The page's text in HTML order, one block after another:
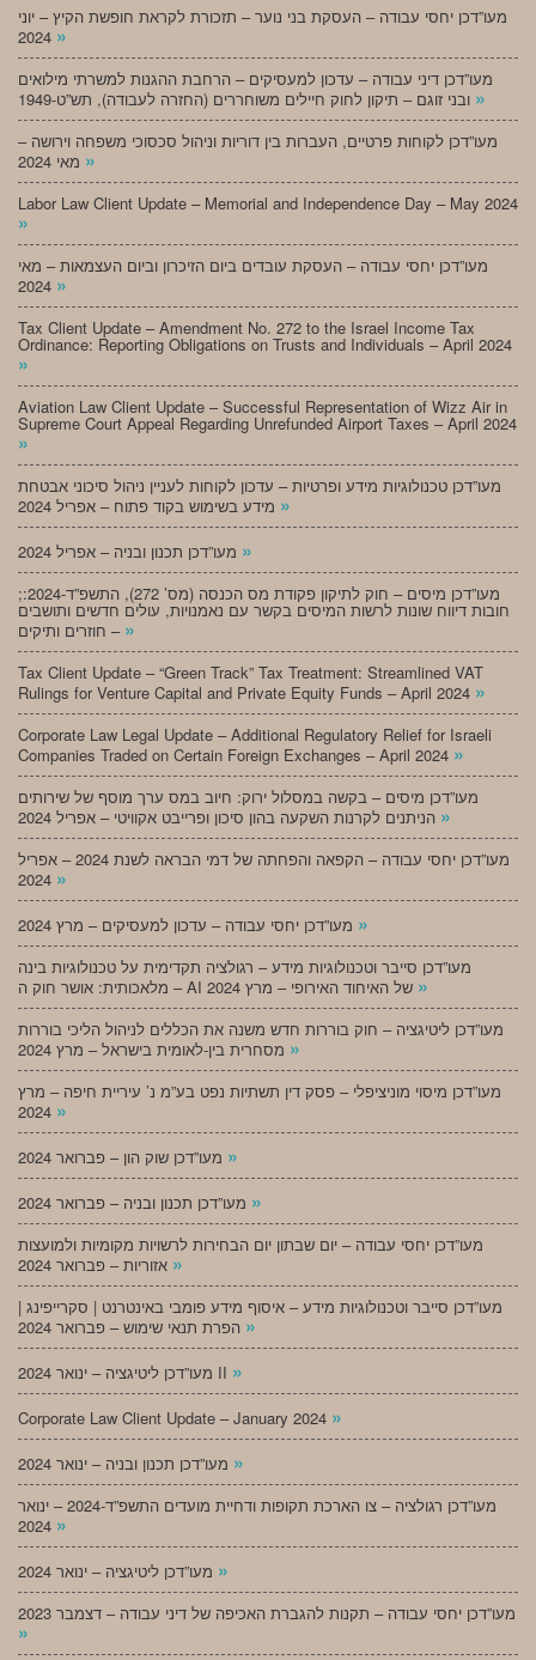
מעו”דכן יחסי עבודה – העסקת בני נוער – תזכורת לקראת חופשת הקיץ – יוני
»
מעו”דכן דיני עבודה – עדכון למעסיקים – הרחבת ההגנות למשרתי מילואים
»
מעו”דכן לקוחות פרטיים, העברות בין דוריות וניהול סכסוכי משפחה וירושה –
»
Labor Law Client Update – Memorial and Independence Day – May 2024
»
מעו”דכן יחסי עבודה – העסקת עובדים ביום הזיכרון וביום העצמאות – מאי
»
Tax Client Update – Amendment No. 272 to the Israel Income Tax
Ordinance: Reporting Obligations on Trusts and Individuals – April 2024
»
Aviation Law Client Update – Successful Representation of Wizz Air in
Supreme Court Appeal Regarding Unrefunded Airport Taxes – April 2024
»
מעו”דכן טכנולוגיות מידע ופרטיות – עדכון לקוחות לעניין ניהול סיכוני אבטחת
»
»
;מעו”דכן מיסים – חוק לתיקון פקודת מס הכנסה (מס’ 272), התשפ”ד-2024:
חובות דיווח שונות לרשות המיסים בקשר עם נאמנויות, עולים חדשים ותושבים
חוזרים ותיקים – »
Tax Client Update – “Green Track” Tax Treatment: Streamlined VAT
Rulings for Venture Capital and Private Equity Funds – April 2024 »
Corporate Law Legal Update – Additional Regulatory Relief for Israeli
Companies Traded on Certain Foreign Exchanges – April 2024 »
מעו”דכן מיסים – בקשה במסלול ירוק: חיוב במס ערך מוסף של שירותים
»
מעו”דכן יחסי עבודה – הקפאה והפחתה של דמי הבראה לשנת 2024 – אפריל
»
»
מעו”דכן סייבר וטכנולוגיות מידע – רגולציה תקדימית על טכנולוגיות בינה
»
מעו”דכן ליטיגציה – חוק בוררות חדש משנה את הכללים לניהול הליכי בוררות
»
מעו”דכן מיסוי מוניציפלי – פסק דין תשתיות נפט בע”מ נ’ עיריית חיפה – מרץ
»
»
»
מעו”דכן יחסי עבודה – יום שבתון יום הבחירות לרשויות מקומיות ולמועצות
»
מעו”דכן סייבר וטכנולוגיות מידע – איסוף מידע פומבי באינטרנט | סקרייפינג |
»
מעו”דכן ליטיגציה – ינואר 2024 II »
Corporate Law Client Update – January 2024 »
»
מעו”דכן רגולציה – צו הארכת תקופות ודחיית מועדים התשפ”ד-2024 – ינואר
»
»
מעו”דכן יחסי עבודה – תקנות להגברת האכיפה של דיני עבודה – דצמבר 2023
»